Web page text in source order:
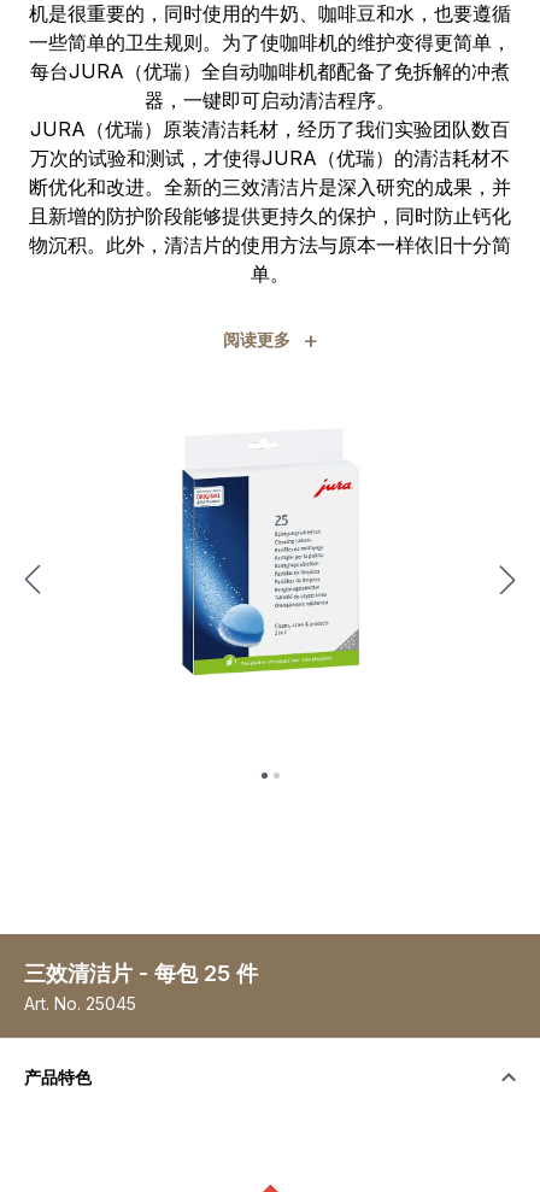
机是很重要的，同时使用的牛奶、咖啡豆和水，也要遵循
一些简单的卫生规则。为了使咖啡机的维护变得更简单，
每台JURA（优瑞）全自动咖啡机都配备了免拆解的冲煮
器，一键即可启动清洁程序。
JURA（优瑞）原装清洁耗材，经历了我们实验团队数百
万次的试验和测试，才使得JURA（优瑞）的清洁耗材不
断优化和改进。全新的三效清洁片是深入研究的成果，并
且新增的防护阶段能够提供更持久的保护，同时防止钙化
物沉积。此外，清洁片的使用方法与原本一样依旧十分简
单。
阅读更多 +
三效清洁片 - 每包 25 件
Art. No. 25045
产品特色